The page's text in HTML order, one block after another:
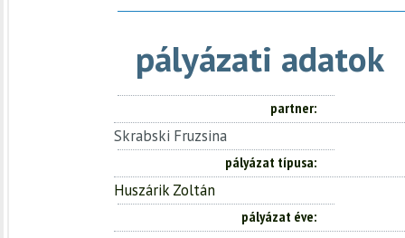
pályázati adatok
partner
Skrabski Fruzsina
pályázat típusa
Huszárik Zoltán
pályázat éve